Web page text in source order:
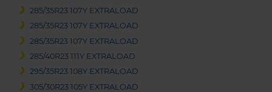
285/35R23 107Y EXTRALOAD
285/35R23 107Y EXTRALOAD
285/35R23 107Y EXTRALOAD
285/40R23 111Y EXTRALOAD
295/35R23 108Y EXTRALOAD
305/30R23 105Y EXTRALOAD